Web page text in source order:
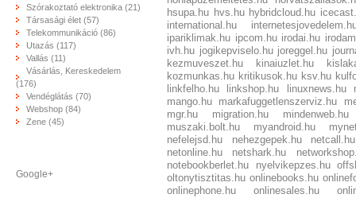
Szórakoztató elektronika (21)
Társasági élet (57)
Telekommunikáció (86)
Utazás (117)
Vallás (11)
Vásárlás, Kereskedelem
(176)
Vendéglátás (70)
Webshop (84)
Zene (45)
Google+
hsupa.hu hvs.hu hybridcloud.hu
international.hu
ipariklimak.hu ipcom.hu irodai.hu
ivh.hu jogikepviselo.hu joreggel.hu
kezmuveszet.hu
kinaiuzlet.hu
kozmunkas.hu kritikusok.hu ksv.hu
linkfelho.hu
linkshop.hu linuxnews.hu
mango.hu markafuggetlenszerviz.hu
mgr.hu
migration.hu
mindenweb.hu
muszaki.bolt.hu
myandroid.hu
nefelejsd.hu
nehezgepek.hu
netcall.hu
netonline.hu
netshark.hu
notebookberlet.hu
nyelvikepzes.hu
oltonytisztitas.hu onlinebooks.hu
onlinephone.hu
onlinesales.hu